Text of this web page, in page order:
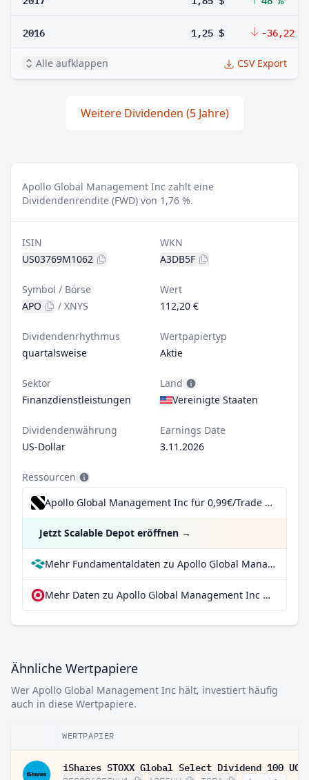
2016 1,25 $ -36,22 %
Alle aufklappen CSV Export
Weitere Dividenden (5 Jahre)
Apollo Global Management Inc zahlt eine
Dividendenrendite (FWD) von 1,76 %.
ISIN
US03769M1062
WKN
A3DB5F
Symbol / Börse
APO
/ XNYS
Wert
112,20 €
Dividendenrhythmus
quartalsweise
Wertpapiertyp
Aktie
Sektor
Finanzdienstleistungen
Land
Vereinigte Staaten
Dividendenwährung
US-Dollar
Earnings Date
3.11.2026
Ressourcen
Apollo Global Management Inc für 0,99€/Trade inkl. Dividend Reinvestment Plan
Jetzt Scalable Depot eröffnen →
Mehr Fundamentaldaten zu Apollo Global Management Inc bei Parqet
Mehr Daten zu Apollo Global Management Inc bei extraETF
Ähnliche Wertpapiere
Wer Apollo Global Management Inc hält, investiert häufig
auch in diese Wertpapiere.
WERTPAPIER